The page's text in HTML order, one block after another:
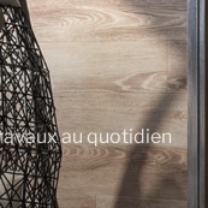
au quotidien